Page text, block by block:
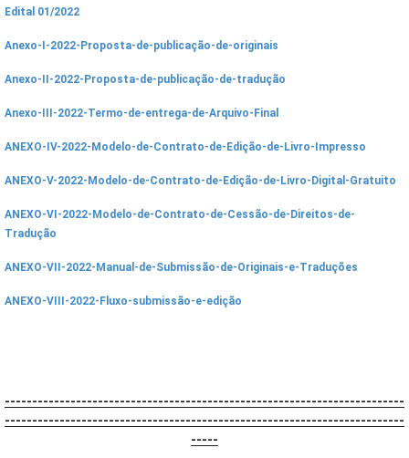
Edital 01/2022
Anexo-I-2022-Proposta-de-publicação-de-originais
Anexo-II-2022-Proposta-de-publicação-de-tradução
Anexo-III-2022-Termo-de-entrega-de-Arquivo-Final
ANEXO-IV-2022-Modelo-de-Contrato-de-Edição-de-Livro-Impresso
ANEXO-V-2022-Modelo-de-Contrato-de-Edição-de-Livro-Digital-Gratuito
ANEXO-VI-2022-Modelo-de-Contrato-de-Cessão-de-Direitos-de-
Tradução
ANEXO-VII-2022-Manual-de-Submissão-de-Originais-e-Traduções
ANEXO-VIII-2022-Fluxo-submissão-e-edição
-------------------------------------------------------------------------
-------------------------------------------------------------------------
-----